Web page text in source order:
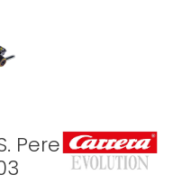
Perez,